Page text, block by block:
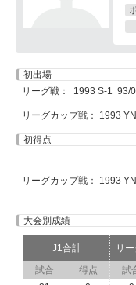
初出場
リーグ戦： 1993 S-1 93/
リーグカップ戦： 1993
初得点
リーグカップ戦： 1993
大会別成績
J1合計 リ
試合
得点 試